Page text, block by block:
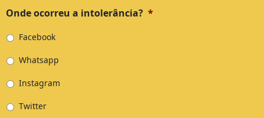
Onde ocorreu a intolerância? *
Facebook
Whatsapp
Instagram
Twitter